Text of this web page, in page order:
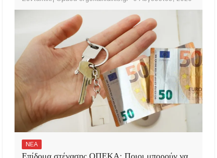
ΝΕΑ
Επίδομα στέγασης ΟΠΕΚΑ: Ποιοι μπορούν να